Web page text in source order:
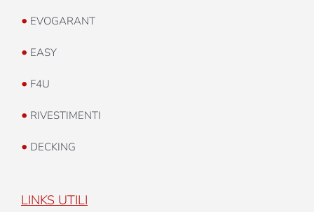
• EVOGARANT
• EASY
• F4U
• RIVESTIMENTI
• DECKING
LINKS UTILI